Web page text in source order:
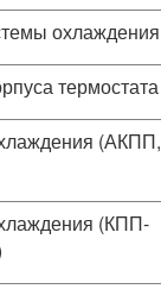
охлаждения
термостата
(АКПП,
(КПП-